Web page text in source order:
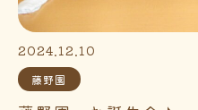
2024.12.10
藤野園